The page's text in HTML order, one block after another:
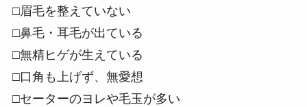
□眉毛を整えていない
□鼻毛・耳毛が出ている
□無精ヒゲが生えている
□口角も上げず、無愛想
□セーターのヨレや毛玉が多い